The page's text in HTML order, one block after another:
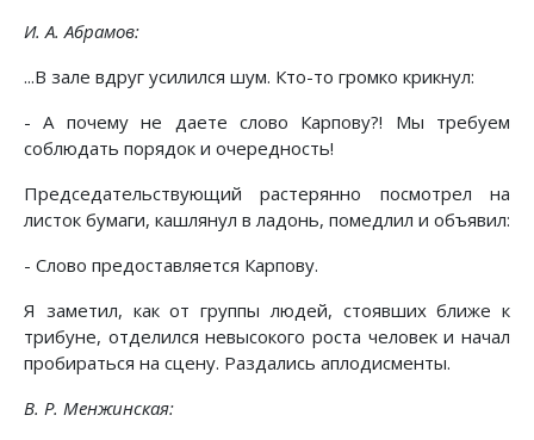
И. А. Абрамов:
...В зале вдруг усилился шум. Кто-то громко крикнул:
- А почему не даете слово Карпову?! Мы требуем
соблюдать порядок и очередность!
Председательствующий растерянно посмотрел на
листок бумаги, кашлянул в ладонь, помедлил и объявил:
- Слово предоставляется Карпову.
Я заметил, как от группы людей, стоявших ближе к
трибуне, отделился невысокого роста человек и начал
пробираться на сцену. Раздались аплодисменты.
В. Р. Менжинская: